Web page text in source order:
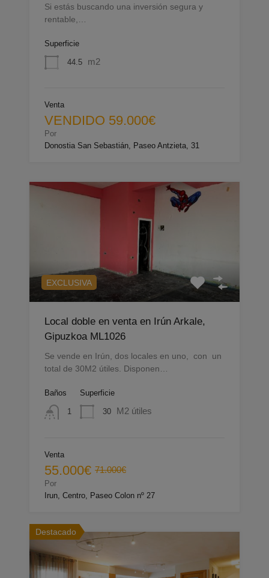
Si estás buscando una inversión segura y
rentable,…
Superficie
44.5 m2
Venta
VENDIDO 59.000€
Por
Donostia San Sebastián, Paseo Antzieta, 31
EXCLUSIVA
Local doble en venta en Irún Arkale,
Gipuzkoa ML1026
Se vende en Irún, dos locales en uno, con un
total de 30M2 útiles. Disponen…
Baños
1
Superficie
30 M2 útiles
Venta
55.000€ 71.000€
Por
Irun, Centro, Paseo Colon nº 27
Destacado